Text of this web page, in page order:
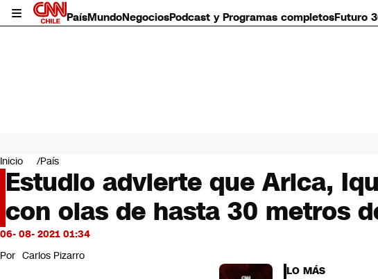
PaísMundoNegociosPodcast y Programas completosFuturo
Mundo
Negocios
Deportes
Programas completos
Cultura
Servicios
Bits
CNN Data
Inicio País
Estudio advierte que Arica,
con olas de hasta 30 metros
06- 08- 2021 01:34
Por Carlos Pizarro
LO MÁS